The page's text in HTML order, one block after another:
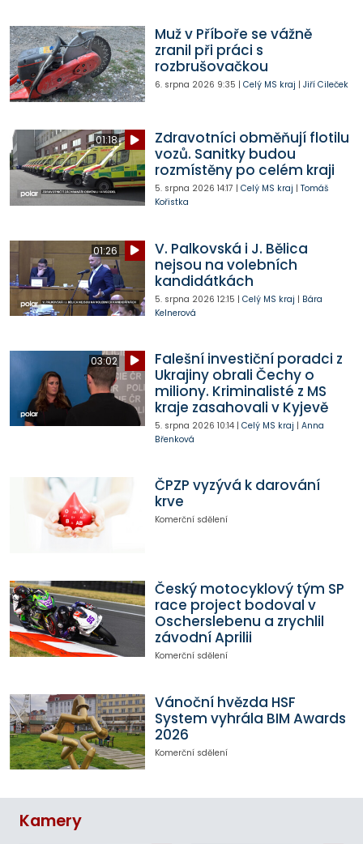
Muž v Příboře se vážně
zranil při práci s
rozbrušovačkou
6. srpna 2026 9:35 | Celý MS kraj | Jiří Cileček
01:18
Zdravotníci obměňují flotilu
vozů. Sanitky budou
rozmístěny po celém kraji
5. srpna 2026 14:17 | Celý MS kraj | Tomáš
Kořistka
01:26
V. Palkovská i J. Bělica
nejsou na volebních
kandidátkách
5. srpna 2026 12:15 | Celý MS kraj | Bára
Kelnerová
03:02
Falešní investiční poradci z
Ukrajiny obrali Čechy o
miliony. Kriminalisté z MS
kraje zasahovali v Kyjevě
5. srpna 2026 10:14| Celý MS kraj | Anna
Břenková
ČPZP vyzývá k darování
krve
Komerční sdělení
Český motocyklový tým SP
race project bodoval v
Oscherslebenu a zrychlil
závodní Aprilii
Komerční sdělení
Vánoční hvězda HSF
System vyhrála BIM Awards
2026
Komerční sdělení
Kamery